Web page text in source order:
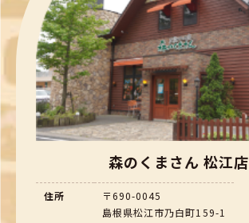
森のくまさん 松江店
住所
〒690-0045
島根県松江市乃白町159-1